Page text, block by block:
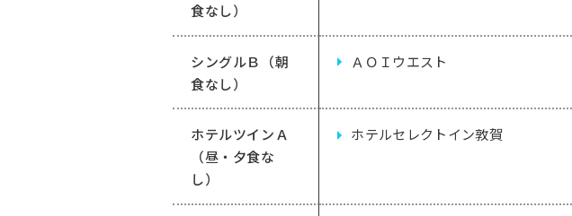
食なし）
シングルＢ（朝
食なし）
ＡＯＩウエスト
ホテルツインＡ
（昼・夕食な
し）
ホテルセレクトイン敦賀